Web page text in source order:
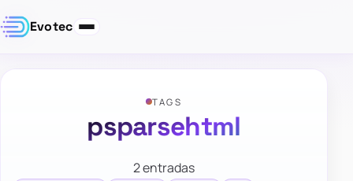
Evotec
TAGS
psparsehtml
2 entradas